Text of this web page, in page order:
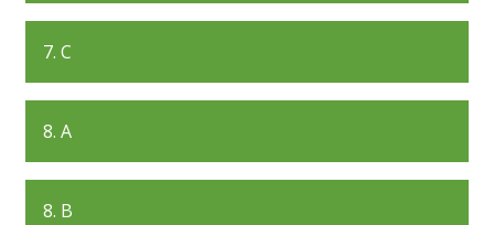
7. C
8. A
8. B